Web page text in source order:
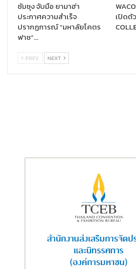
นวัตกรรม AI ภาพคมชัดระดับ 8K ให้
Atmos รอบทิศทาง มีให้เลือกสรรห
ทีวีซัมซุง รุ่น Neo QLED 8K เด่นด้ว
SmartThing Hub และ ซาวด์บาร์รุ่
โลก รับชมจุใจกับทีวีจอยักษ์ขนาด
สมจริง และรุ่น LG StandbyME จอ
ได้ ตอบโจทย์ผู้ที่ชื่นชอบการสตรีมมิ่
Major Appliance:เติมเต็มการใช้ชี
ซัมซุง จับมือ ยามาฮ่า
ประกาศความสำเร็จ
ปรากฏการณ์ “มหาลัยโคตร
ฟาซ”…
เปิดตั
PREV NEXT